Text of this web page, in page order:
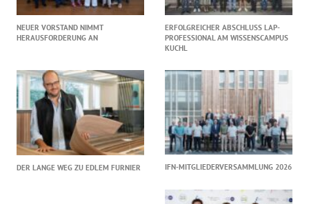
NEUER VORSTAND NIMMT
HERAUSFORDERUNG AN
ERFOLGREICHER ABSCHLUSS LAP-
PROFESSIONAL AM WISSENSCAMPUS
KUCHL
DER LANGE WEG ZU EDLEM FURNIER IFN-MITGLIEDERVERSAMMLUNG 2026